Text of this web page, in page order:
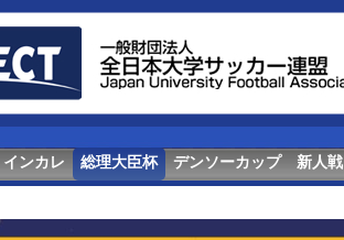
インカレ 総理大臣杯 デンソーカップ 新人戦